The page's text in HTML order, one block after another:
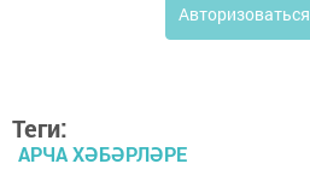
Авторизоваться
Теги:
АРЧА ХӘБӘРЛӘРЕ